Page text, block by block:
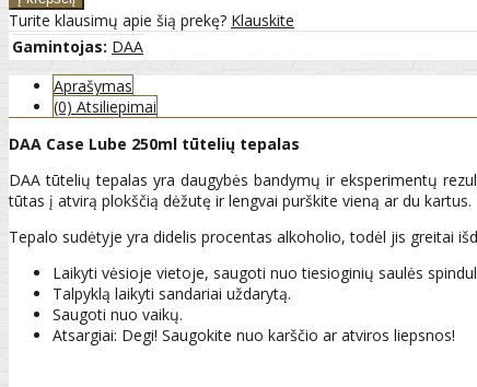
Turite klausimų apie šią prekę? Klauskite
Gamintojas: DAA
Aprašymas
(0) Atsiliepimai
DAA Case Lube 250ml tūtelių tepalas
DAA tūtelių tepalas yra daugybės bandymų ir eksperimentų
tūtas į atvirą plokščią dėžutę ir lengvai purškite vieną ar du kartus.
Tepalo sudėtyje yra didelis procentas alkoholio, todėl jis greitai
Laikyti vėsioje vietoje, saugoti nuo tiesioginių saulės
Talpyklą laikyti sandariai uždarytą.
Saugoti nuo vaikų.
Atsargiai: Degi! Saugokite nuo karščio ar atviros liepsnos!